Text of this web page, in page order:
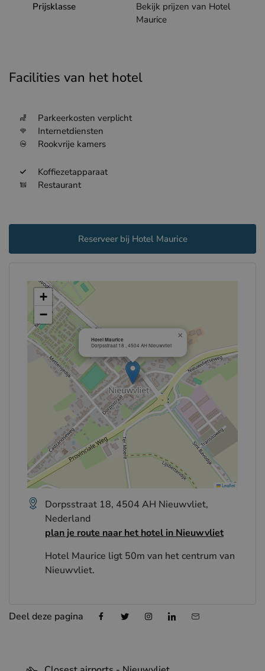
Prijsklasse
Bekijk prijzen van Hotel
Maurice
Facilities van het hotel
Parkeerkosten verplicht
Internetdiensten
Rookvrije kamers
Koffiezetapparaat
Restaurant
Reserveer bij Hotel Maurice
Hotel Maurice
Dorpsstraat 18 , 4504 AH Nieuwvliet
×
+
−
Leaflet
Dorpsstraat 18, 4504 AH Nieuwvliet,
Nederland
plan je route naar het hotel in Nieuwvliet
Hotel Maurice ligt 50m van het centrum van
Nieuwvliet.
Deel deze pagina